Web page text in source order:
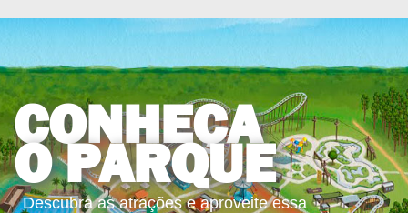
CONHEÇA
O PARQUE
Descubra as atrações e aproveite essa